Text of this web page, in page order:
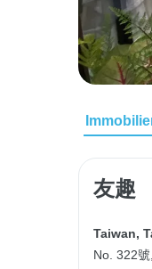
友趣
Taiwan,
No. 322